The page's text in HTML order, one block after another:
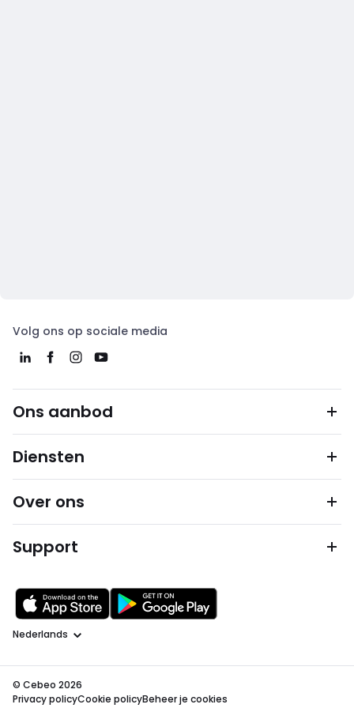
Volg ons op sociale media
Ons aanbod
Diensten
Over ons
Support
Taal
© Cebeo 2026
Privacy policyCookie policyBeheer je cookies